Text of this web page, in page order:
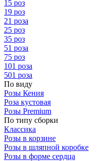
15 роз
19 роз
21 роза
25 роз
35 роз
51 роза
75 роз
101 роза
501 роза
По виду
Розы Кения
Роза кустовая
Розы Premium
По типу сборки
Классика
Розы в корзине
Розы в шляпной коробке
Розы в форме сердца